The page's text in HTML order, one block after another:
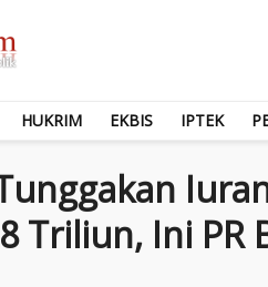
HUKRIM EKBIS IPTEK
Triliun, Ini PR